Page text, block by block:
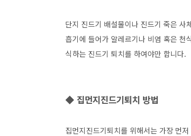
단지 진드기 배설물이나 진드기 죽은 사
흡기에 들어가 알레르기나 비염 혹은 천
식하는 진드기 퇴치를 하여야만 합니다.
◆ 집먼지진드기퇴치 방법
집먼지진드기퇴치를 위해서는 가장 먼